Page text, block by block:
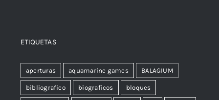
ETIQUETAS
aperturas aquamarine games BALAGIUM
bibliografico biograficos bloques